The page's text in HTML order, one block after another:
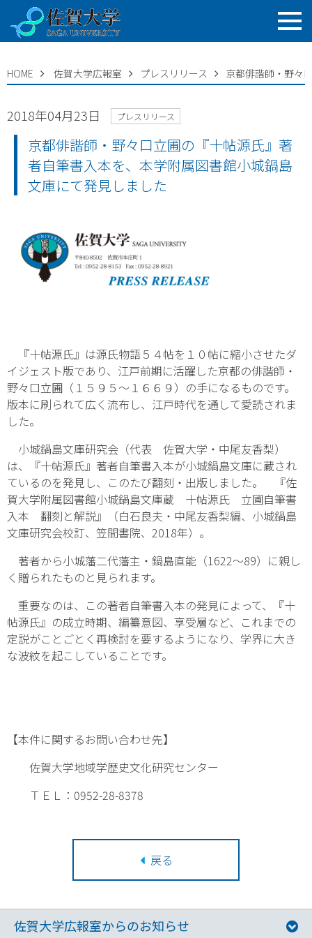
HOME 佐賀大学広報室 プレスリリース 京都俳諧師・野々
2018年04月23日 プレスリリース
京都俳諧師・野々口立圃の『十帖源氏』著
者自筆書入本を、本学附属図書館小城鍋島
文庫にて発見しました
『十帖源氏』は源氏物語５４帖を１０帖に縮小させたダ
イジェスト版であり、江戸前期に活躍した京都の俳諧師・
野々口立圃（１５９５～１６６９）の手になるものです。
版本に刷られて広く流布し、江戸時代を通して愛読されま
した。
小城鍋島文庫研究会（代表 佐賀大学・中尾友香梨）
は、『十帖源氏』著者自筆書入本が小城鍋島文庫に蔵され
ているのを発見し、このたび翻刻・出版しました。 『佐
賀大学附属図書館小城鍋島文庫蔵 十帖源氏 立圃自筆書
入本 翻刻と解説』（白石良夫・中尾友香梨編、小城鍋島
文庫研究会校訂、笠間書院、2018年）。
著者から小城藩二代藩主・鍋島直能（1622～89）に親し
く贈られたものと見られます。
重要なのは、この著者自筆書入本の発見によって、『十
帖源氏』の成立時期、編纂意図、享受層など、これまでの
定説がことごとく再検討を要するようになり、学界に大き
な波紋を起こしていることです。
【本件に関するお問い合わせ先】
佐賀大学地域学歴史文化研究センター
ＴＥＬ：0952-28-8378
戻る
佐賀大学広報室からのお知らせ